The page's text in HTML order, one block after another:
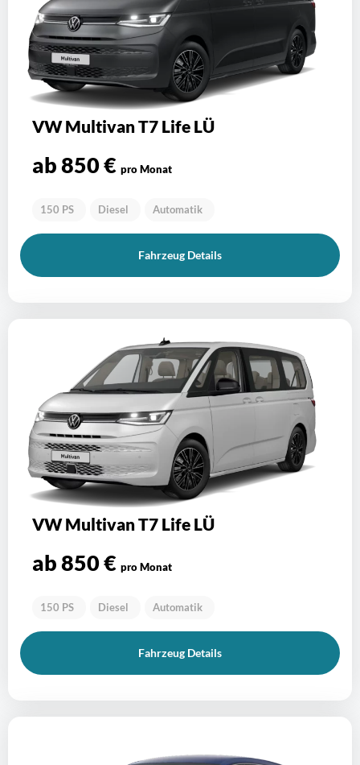
VW Multivan T7 Life LÜ
ab 850 € pro Monat
150 PS Diesel Automatik
Fahrzeug Details
VW Multivan T7 Life LÜ
ab 850 € pro Monat
150 PS Diesel Automatik
Fahrzeug Details